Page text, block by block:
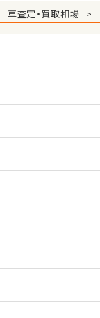
車査定・買取相場